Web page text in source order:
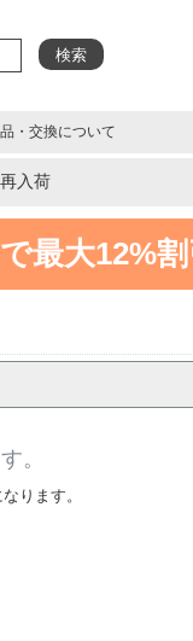
検索
・交換について
再入荷
最大12%割
。
ります。